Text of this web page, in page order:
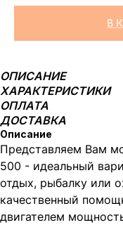
В
ОПИСАНИЕ
ХАРАКТЕРИСТИКИ
ОПЛАТА
ДОСТАВКА
Описание
Представляем Вам
500 - идеальный
отдых, рыбалку или
качественный
двигателем